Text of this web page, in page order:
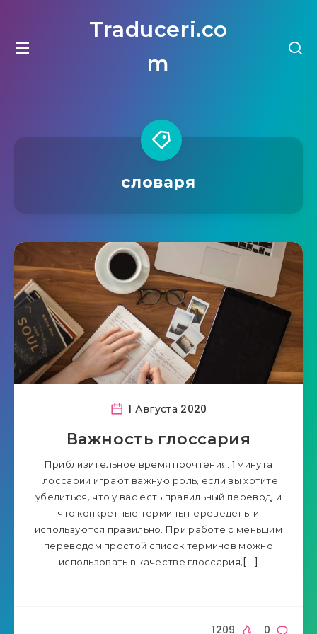
Traduceri.co
m
словаря
1 Августа 2020
Важность глоссария
Приблизительное время прочтения: 1 минута
Глоссарии играют важную роль, если вы хотите
убедиться, что у вас есть правильный перевод, и
что конкретные термины переведены и
используются правильно. При работе с меньшим
переводом простой список терминов можно
использовать в качестве глоссария,[…]
0
1209